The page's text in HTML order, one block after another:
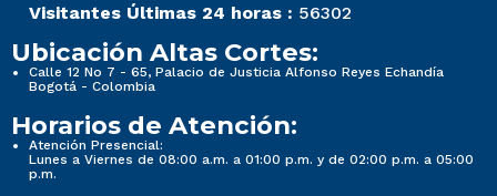
Visitantes Últimas 24 horas : 56302
Ubicación Altas Cortes:
Calle 12 No 7 - 65, Palacio de Justicia Alfonso Reyes Echandía
Bogotá - Colombia
Horarios de Atención:
Atención Presencial:
Lunes a Viernes de 08:00 a.m. a 01:00 p.m. y de 02:00 p.m. a 05:00
p.m.